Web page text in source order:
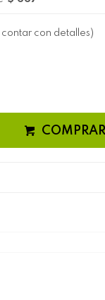
con detalles)
COMPRAR